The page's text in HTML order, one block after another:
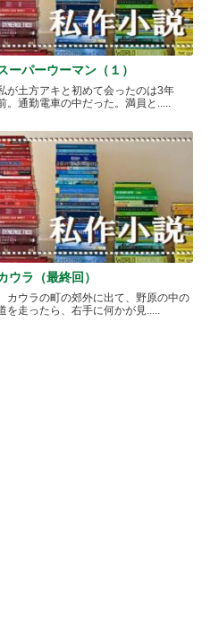
ーパーウーマン（１）
が土方アキと初めて会ったのは3年
。通勤電車の中だった。満員と.....
ウラ（最終回）
カウラの町の郊外に出て、野原の中の
を走ったら、右手に何かが見.....